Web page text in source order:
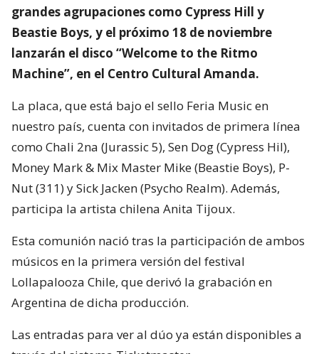
grandes agrupaciones como Cypress Hill y
Beastie Boys, y el próximo 18 de noviembre
lanzarán el disco “Welcome to the Ritmo
Machine”, en el Centro Cultural Amanda.
La placa, que está bajo el sello Feria Music en
nuestro país, cuenta con invitados de primera línea
como Chali 2na (Jurassic 5), Sen Dog (Cypress Hil),
Money Mark & Mix Master Mike (Beastie Boys), P-
Nut (311) y Sick Jacken (Psycho Realm). Además,
participa la artista chilena Anita Tijoux.
Esta comunión nació tras la participación de ambos
músicos en la primera versión del festival
Lollapalooza Chile, que derivó la grabación en
Argentina de dicha producción.
Las entradas para ver al dúo ya están disponibles a